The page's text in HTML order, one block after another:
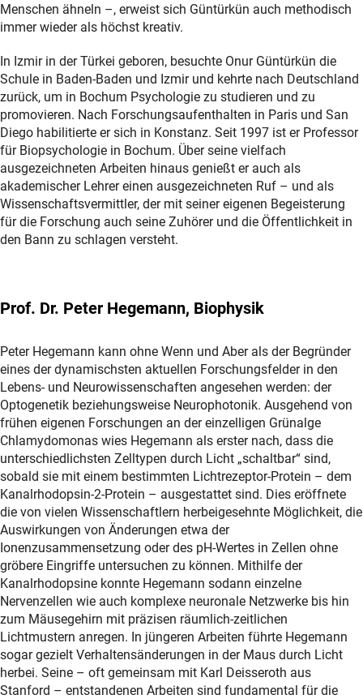
Menschen ähneln –, erweist sich Güntürkün auch methodisch
immer wieder als höchst kreativ.
In Izmir in der Türkei geboren, besuchte Onur Güntürkün die
Schule in Baden-Baden und Izmir und kehrte nach Deutschland
zurück, um in Bochum Psychologie zu studieren und zu
promovieren. Nach Forschungsaufenthalten in Paris und San
Diego habilitierte er sich in Konstanz. Seit 1997 ist er Professor
für Biopsychologie in Bochum. Über seine vielfach
ausgezeichneten Arbeiten hinaus genießt er auch als
akademischer Lehrer einen ausgezeichneten Ruf – und als
Wissenschaftsvermittler, der mit seiner eigenen Begeisterung
für die Forschung auch seine Zuhörer und die Öffentlichkeit in
den Bann zu schlagen versteht.
Prof. Dr. Peter Hegemann, Biophysik
Peter Hegemann kann ohne Wenn und Aber als der Begründer
eines der dynamischsten aktuellen Forschungsfelder in den
Lebens- und Neurowissenschaften angesehen werden: der
Optogenetik beziehungsweise Neurophotonik. Ausgehend von
frühen eigenen Forschungen an der einzelligen Grünalge
Chlamydomonas wies Hegemann als erster nach, dass die
unterschiedlichsten Zelltypen durch Licht „schaltbar“ sind,
sobald sie mit einem bestimmten Lichtrezeptor-Protein – dem
Kanalrhodopsin-2-Protein – ausgestattet sind. Dies eröffnete
die von vielen Wissenschaftlern herbeigesehnte Möglichkeit, die
Auswirkungen von Änderungen etwa der
Ionenzusammensetzung oder des pH-Wertes in Zellen ohne
gröbere Eingriffe untersuchen zu können. Mithilfe der
Kanalrhodopsine konnte Hegemann sodann einzelne
Nervenzellen wie auch komplexe neuronale Netzwerke bis hin
zum Mäusegehirn mit präzisen räumlich-zeitlichen
Lichtmustern anregen. In jüngeren Arbeiten führte Hegemann
sogar gezielt Verhaltensänderungen in der Maus durch Licht
herbei. Seine – oft gemeinsam mit Karl Deisseroth aus
Stanford – entstandenen Arbeiten sind fundamental für die